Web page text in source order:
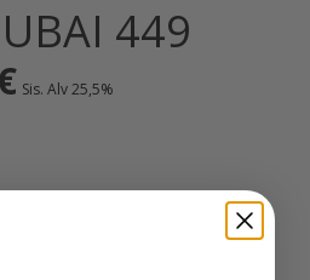
449
Nykyinen
hinta
Sis. Alv 25,5%